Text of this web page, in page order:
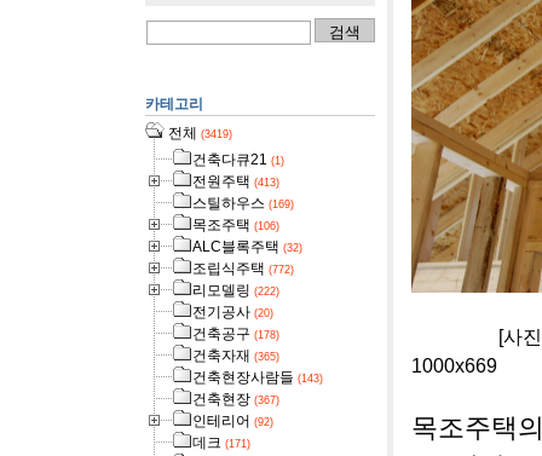
[사진]목조
1000x669
목조주택
카테고리
전체 (3419)
건축다큐21 (1)
전원주택 (413)
스틸하우스 (169)
목조주택 (106)
ALC블록주택 (32)
조립식주택 (772)
리모델링 (222)
전기공사 (20)
건축공구 (178)
건축자재 (365)
건축현장사람들 (143)
건축현장 (367)
인테리어 (92)
데크 (171)